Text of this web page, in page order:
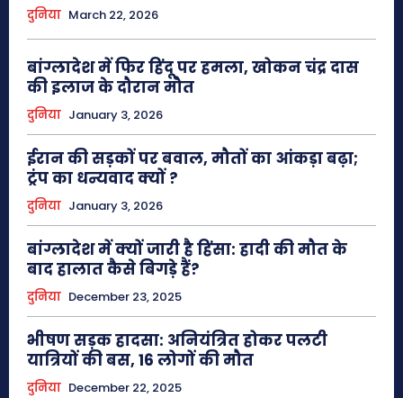
दुनिया March 22, 2026
बांग्लादेश में फिर हिंदू पर हमला, खोकन चंद्र दास
की इलाज के दौरान मौत
दुनिया January 3, 2026
ईरान की सड़कों पर बवाल, मौतों का आंकड़ा बढ़ा;
ट्रंप का धन्यवाद क्यों ?
दुनिया January 3, 2026
बांग्लादेश में क्यों जारी है हिंसा: हादी की मौत के
बाद हालात कैसे बिगड़े हैं?
दुनिया December 23, 2025
भीषण सड़क हादसा: अनियंत्रित होकर पलटी
यात्रियों की बस, 16 लोगों की मौत
दुनिया December 22, 2025